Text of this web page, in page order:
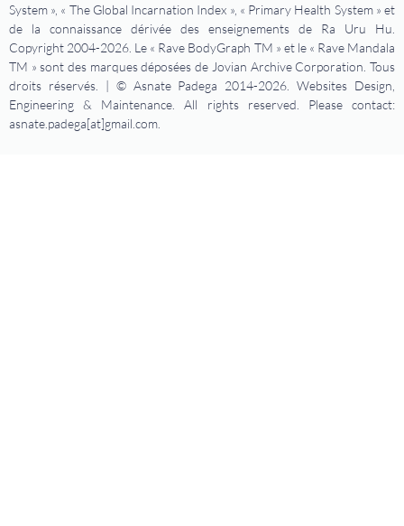
System », « The Global Incarnation Index », « Primary Health System » et
de la connaissance dérivée des enseignements de Ra Uru Hu.
Copyright 2004-2026. Le « Rave BodyGraph TM » et le « Rave Mandala
TM » sont des marques déposées de Jovian Archive Corporation. Tous
droits réservés. | © Asnate Padega 2014-2026. Websites Design,
Engineering & Maintenance. All rights reserved. Please contact:
asnate.padega[at]gmail.com.